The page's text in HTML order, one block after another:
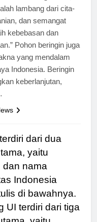
oleh Bung Karno,
lambang dari cita-
dan semangat
kebebasan dan
Pohon beringin juga
yang mendalam
Indonesia. Beringin
keberlanjutan,
dari dua
yaitu
nama
Indonesia
di bawahnya.
UI terdiri dari tiga